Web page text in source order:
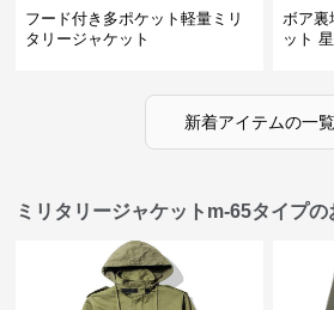
フード付き多ポケット軽量ミリ
タリージャケット
ボア裏
ット
新着アイテムの一
ミリタリージャケットm-65タイプ